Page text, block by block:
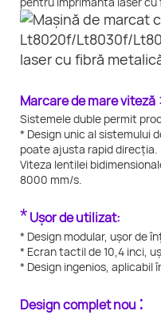
Marcare de mare viteză :
Sistemele duble permit
* Design unic al sistemului
poate ajusta rapid direcția.
Viteza lentilei
8000 mm/s.
*Ușor de utilizat:
* Design modular, ușor de
* Ecran tactil de 10,4 inci,
* Design ingenios, aplicabil
Design complet nou :